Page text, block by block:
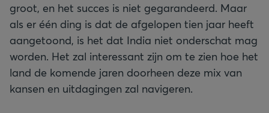
groot, en het succes is niet gegarandeerd. Maar
als er één ding is dat de afgelopen tien jaar heeft
aangetoond, is het dat India niet onderschat mag
worden. Het zal interessant zijn om te zien hoe het
land de komende jaren doorheen deze mix van
kansen en uitdagingen zal navigeren.